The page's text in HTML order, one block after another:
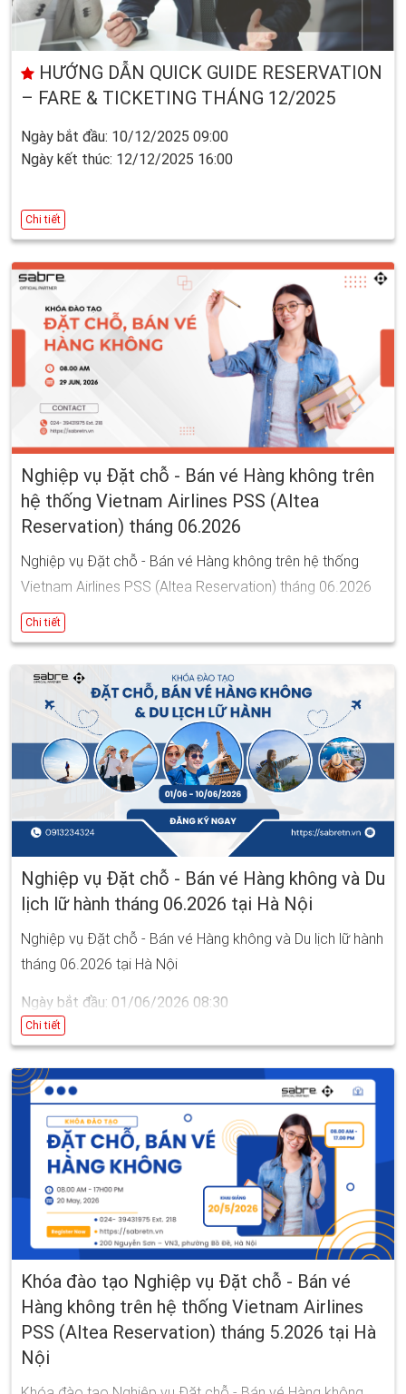
HƯỚNG DẪN QUICK GUIDE RESERVATION
– FARE & TICKETING THÁNG 12/2025
Ngày bắt đầu: 10/12/2025 09:00
Ngày kết thúc: 12/12/2025 16:00
Chi tiết
Nghiệp vụ Đặt chỗ - Bán vé Hàng không trên
hệ thống Vietnam Airlines PSS (Altea
Reservation) tháng 06.2026
Nghiệp vụ Đặt chỗ - Bán vé Hàng không trên hệ thống
Vietnam Airlines PSS (Altea Reservation) tháng 06.2026
Ngày bắt đầu: 29/06/2026 08:00
Ngày kết thúc: 08/07/2026 17:00
Chi tiết
Nghiệp vụ Đặt chỗ - Bán vé Hàng không và Du
lịch lữ hành tháng 06.2026 tại Hà Nội
Nghiệp vụ Đặt chỗ - Bán vé Hàng không và Du lịch lữ hành
tháng 06.2026 tại Hà Nội
Ngày bắt đầu: 01/06/2026 08:30
Ngày kết thúc: 10/06/2026 16:30
Chi tiết
Khóa đào tạo Nghiệp vụ Đặt chỗ - Bán vé
Hàng không trên hệ thống Vietnam Airlines
PSS (Altea Reservation) tháng 5.2026 tại Hà
Nội